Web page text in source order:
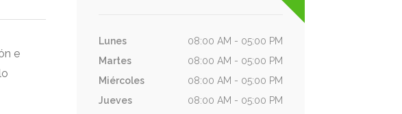
e
Lunes
08:00 AM - 05:00 PM
Martes
08:00 AM - 05:00 PM
Miércoles
08:00 AM - 05:00 PM
Jueves
08:00 AM - 05:00 PM